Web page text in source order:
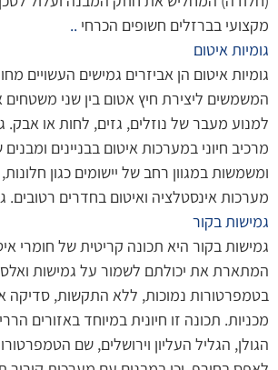
מקצועי בברזלים חשופים הכרחי ..
גומיות איטום
גומיות איטום הן אביזרים גמישים העשויים
המשמשים ליצירת חיץ אטום בין שני
למנוע מעבר של נוזלים, גזים, לחות או אבק.
מרכיב חיוני במערכות איטום בבניינים
ומשמשות במגוון רחב של יישומים כגון
מערכות אינסטלציה ואיטום בחדרים רטובים.
גמישות בקור
גמישות בקור היא תכונה קריטית של חומרי
המתארת את יכולתם לשמור על גמישות
בטמפרטורות נמוכות, ללא התקשות, סדיקה
מכניות. תכונה זו חיונית במיוחד באזורים
הגולן, הגליל העליון וירושלים, שם